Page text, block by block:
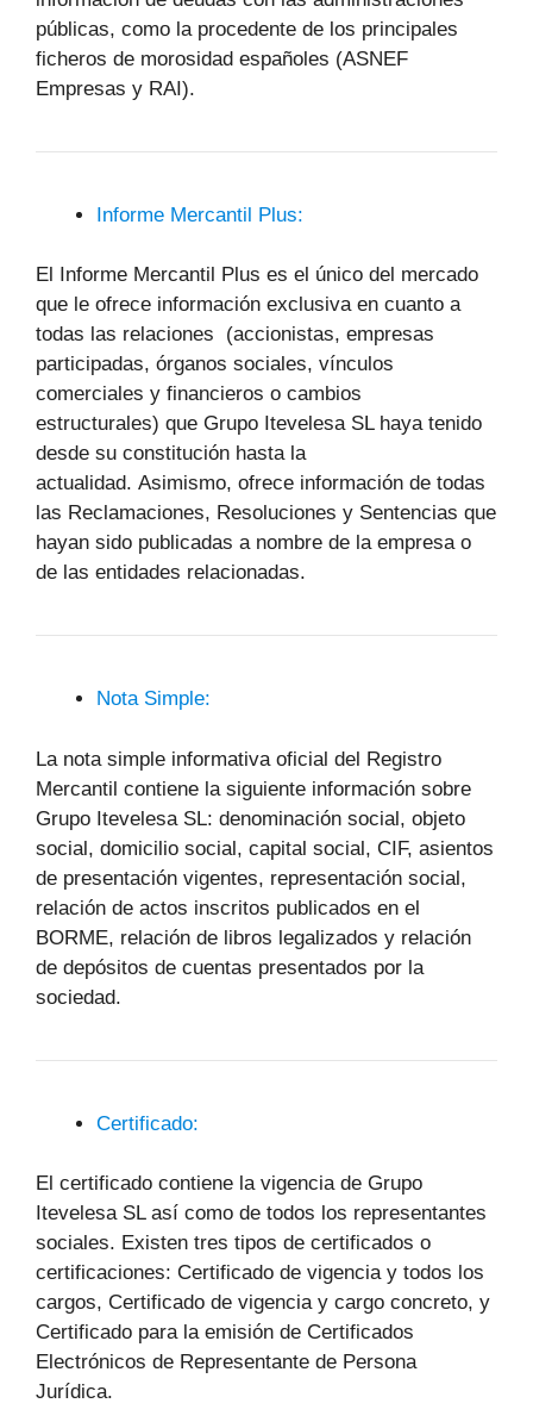
públicas, como la procedente de los principales
ficheros de morosidad españoles (ASNEF
Empresas y RAI).
Informe Mercantil Plus:
El Informe Mercantil Plus es el único del mercado
que le ofrece información exclusiva en cuanto a
todas las relaciones (accionistas, empresas
participadas, órganos sociales, vínculos
comerciales y financieros o cambios
estructurales) que Grupo Itevelesa SL haya tenido
desde su constitución hasta la
actualidad. Asimismo, ofrece información de todas
las Reclamaciones, Resoluciones y Sentencias que
hayan sido publicadas a nombre de la empresa o
de las entidades relacionadas.
Nota Simple:
La nota simple informativa oficial del Registro
Mercantil contiene la siguiente información sobre
Grupo Itevelesa SL: denominación social, objeto
social, domicilio social, capital social, CIF, asientos
de presentación vigentes, representación social,
relación de actos inscritos publicados en el
BORME, relación de libros legalizados y relación
de depósitos de cuentas presentados por la
sociedad.
Certificado:
El certificado contiene la vigencia de Grupo
Itevelesa SL así como de todos los representantes
sociales. Existen tres tipos de certificados o
certificaciones: Certificado de vigencia y todos los
cargos, Certificado de vigencia y cargo concreto, y
Certificado para la emisión de Certificados
Electrónicos de Representante de Persona
Jurídica.